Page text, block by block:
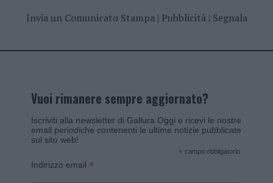
Invia un Comunicato Stampa| Pubblicità| Segnala
Vuoi rimanere sempre aggiornato?
Iscriviti alla newsletter di Gallura Oggi e ricevi le nostre
email periodiche contenenti le ultime notizie pubblicate
sul sito web!
* campo obbligatorio
Indirizzo email *